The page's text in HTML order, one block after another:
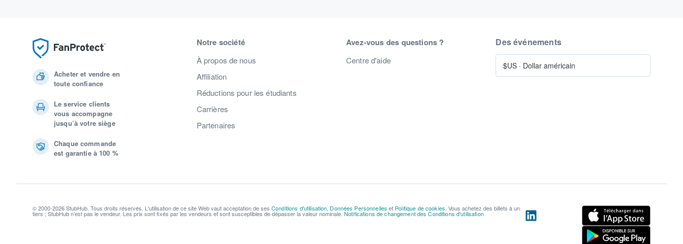
Acheter et vendre en
toute confiance
Le service clients
vous accompagne
jusqu’à votre siège
Chaque commande
est garantie à 100 %
Notre société
À propos de nous
Affiliation
Réductions pour les étudiants
Carrières
Partenaires
Avez-vous des questions ?
Centre d'aide
Des événements
$US · Dollar américain
© 2000-2026 StubHub. Tous droits réservés. L'utilisation de ce site Web vaut acceptation de ses Conditions d'utilisation Données Personnelles et Politique de cookies . Vous achetez des billets à un
tiers ; StubHub n'est pas le vendeur. Les prix sont fixés par les vendeurs et sont susceptibles de dépasser la valeur nominale. Notifications de changement des Conditions d'utilisation